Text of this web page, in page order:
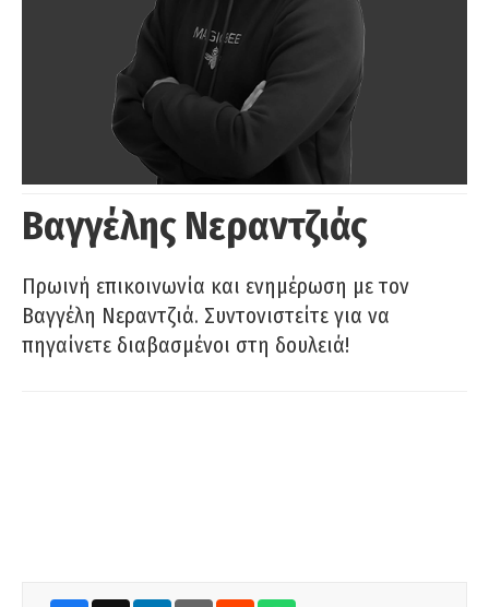
Βαγγέλης Νεραντζιάς
Πρωινή επικοινωνία και ενημέρωση με τον
Βαγγέλη Νεραντζιά. Συντονιστείτε για να
πηγαίνετε διαβασμένοι στη δουλειά!